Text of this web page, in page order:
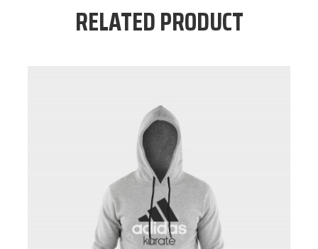
RELATED PRODUCT